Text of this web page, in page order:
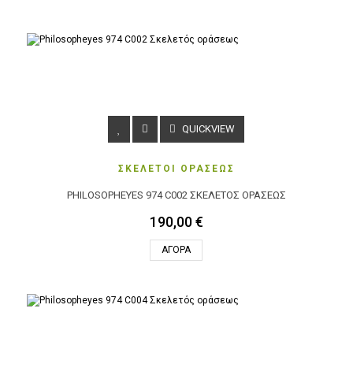
QUICKVIEW
ΣΚΕΛΕΤΟΙ ΟΡΑΣΕΩΣ
PHILOSOPHEYES 974 C002 ΣΚΕΛΕΤΌΣ ΟΡΆΣΕΩΣ
190,00 €
ΑΓΟΡΆ